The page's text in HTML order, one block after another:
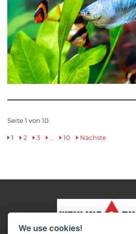
Seite 1 von 10.
1 2 3 10 Nächste
We use cookies!